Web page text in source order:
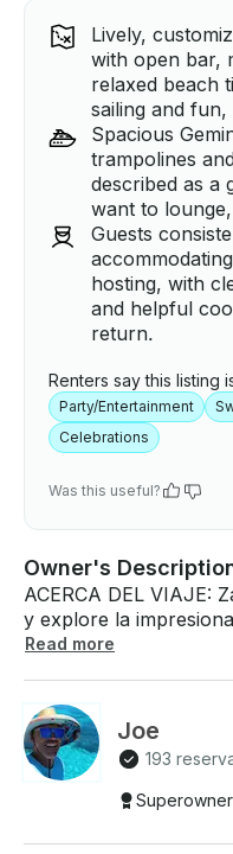
Lively,
with open bar,
relaxed beach
sailing and fun,
Spacious
trampolines
described as a
want to
Guests
hosting, with
and helpful
return.
Renters say this listing
Party/Entertainment
Celebrations
Was this useful?
Owner's
ACERCA DEL VIAJE:
y explore la
Disfrute de bebidas
Conecta tu lista de
turquesas mientras
Disfruta del encanto
explorar su playa, sus
relajarte. Esta
Read more
Joe
193
Superowner